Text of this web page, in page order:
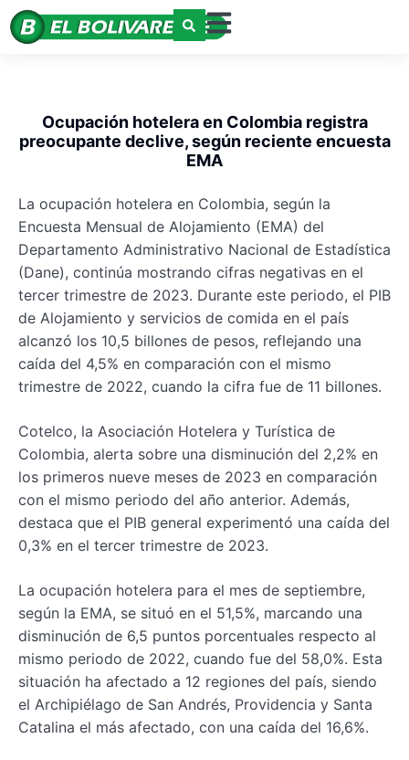
Ocupación hotelera en Colombia registra
preocupante declive, según reciente encuesta
EMA
La ocupación hotelera en Colombia, según la
Encuesta Mensual de Alojamiento (EMA) del
Departamento Administrativo Nacional de Estadística
(Dane), continúa mostrando cifras negativas en el
tercer trimestre de 2023. Durante este periodo, el PIB
de Alojamiento y servicios de comida en el país
alcanzó los 10,5 billones de pesos, reflejando una
caída del 4,5% en comparación con el mismo
trimestre de 2022, cuando la cifra fue de 11 billones.
Cotelco, la Asociación Hotelera y Turística de
Colombia, alerta sobre una disminución del 2,2% en
los primeros nueve meses de 2023 en comparación
con el mismo periodo del año anterior. Además,
destaca que el PIB general experimentó una caída del
0,3% en el tercer trimestre de 2023.
La ocupación hotelera para el mes de septiembre,
según la EMA, se situó en el 51,5%, marcando una
disminución de 6,5 puntos porcentuales respecto al
mismo periodo de 2022, cuando fue del 58,0%. Esta
situación ha afectado a 12 regiones del país, siendo
el Archipiélago de San Andrés, Providencia y Santa
Catalina el más afectado, con una caída del 16,6%.